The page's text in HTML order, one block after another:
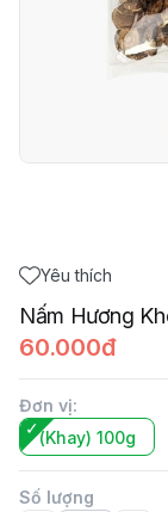
Yêu thích
Nấm Hương
60.000đ
Đơn vị:
(Khay) 100g
Số lượng